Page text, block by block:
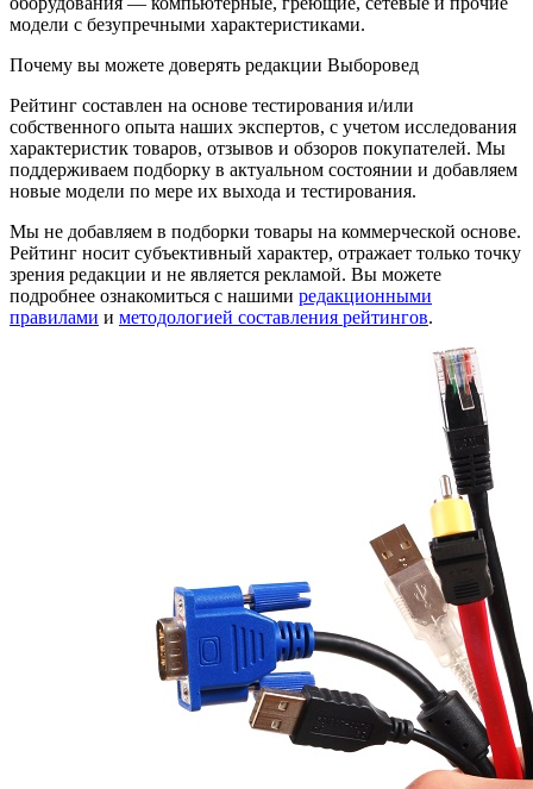
модели с безупречными характеристиками.
Почему вы можете доверять редакции Выборовед
Рейтинг составлен на основе тестирования и/или
собственного опыта наших экспертов, с учетом исследования
характеристик товаров, отзывов и обзоров покупателей. Мы
поддерживаем подборку в актуальном состоянии и добавляем
новые модели по мере их выхода и тестирования.
Мы не добавляем в подборки товары на коммерческой основе.
Рейтинг носит субъективный характер, отражает только точку
зрения редакции и не является рекламой. Вы можете
подробнее ознакомиться с нашими редакционными
правилами и методологией составления рейтингов.